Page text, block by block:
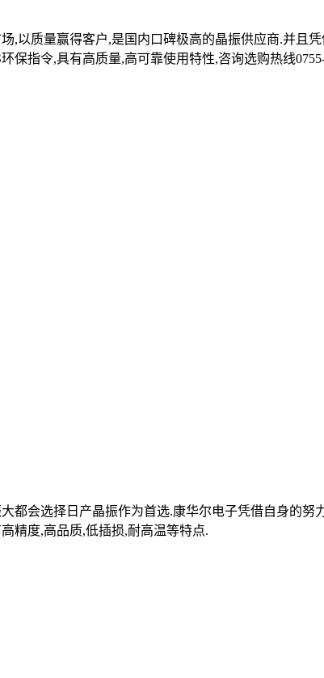
,以质量赢得客户,是国内口碑极高的晶振供应商.并且
保指令,具有高质量,高可靠使用特性,咨询选购热线0755-
都会选择日产晶振作为首选.康华尔电子凭借自身的
精度,高品质,低插损,耐高温等特点.